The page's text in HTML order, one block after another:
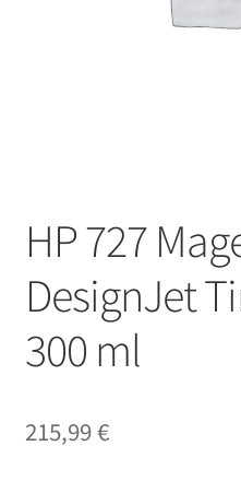
HP 727
DesignJet
300 ml
215,99€